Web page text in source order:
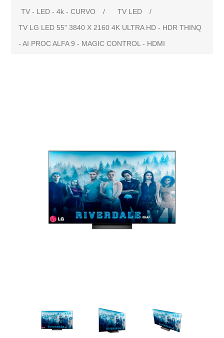
TV - LED - 4k - CURVO
/ TV LED
/
TV LG LED 55" 3840 X 2160 4K ULTRA HD - HDR THINQ
- AI PROC ALFA 9 - MAGIC CONTROL - HDMI